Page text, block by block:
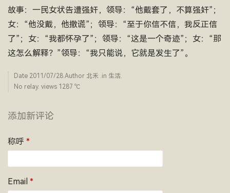
故事：一民女状告遭强奸，领导：“他戴套了，不算强奸”；
女：“他没戴，他撒谎”；领导：“至于你信不信，我反正信
了”；女：“我都怀孕了”；领导：“这是一个奇迹”；女：“那
这怎么解释？”领导：“我只能说，它就是发生了”。
Date 2011/07/28.Author 北禾 .in 生活.
No relay. views 1287 ­℃
添加新评论
称呼 *
Email *